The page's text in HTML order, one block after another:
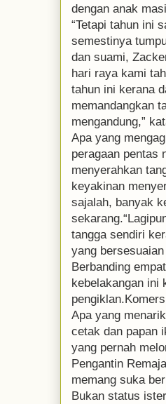
dengan anak
“Tetapi tahun ini
semestinya
dan suami,
hari raya kami
tahun ini kerana
memandangkan
mengandung,”
Apa yang
peragaan pentas
menyerahkan
keyakinan
sajalah, banyak
tangga sendiri
yang
Berbanding
kebelakangan ini
Apa yang
cetak dan papan
yang pernah
Pengantin
memang suka
Bukan status